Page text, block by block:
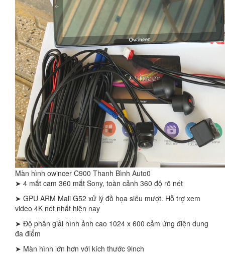
Màn hình owincer C900 Thanh Bình Auto0
➤ 4 mắt cam 360 mắt Sony, toàn cảnh 360 độ rõ nét
➤ GPU ARM Mali G52 xử lý đồ họa siêu mượt. Hỗ trợ xem
video 4K nét nhất hiện nay
➤ Độ phân giải hình ảnh cao 1024 x 600 cảm ứng điện dung
đa điểm
➤ Màn hình lớn hơn với kích thước 9inch